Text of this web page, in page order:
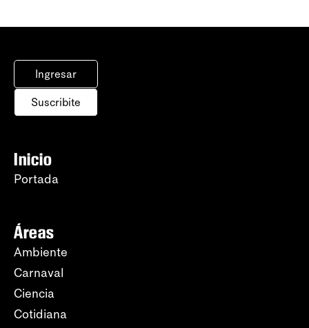
Ingresar
Suscribite
Inicio
Portada
Áreas
Ambiente
Carnaval
Ciencia
Cotidiana